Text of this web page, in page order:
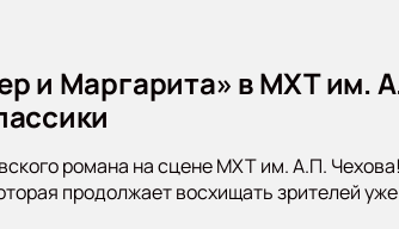
и Маргарита» в МХТ им.
романа на сцене МХТ им. А.П.
продолжает восхищать зрителей